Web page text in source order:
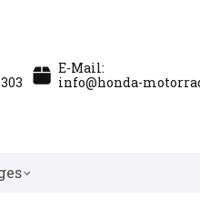
E-Mail:
info@honda-